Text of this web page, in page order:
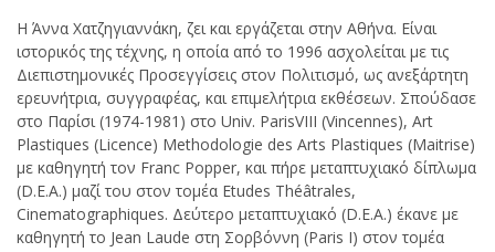
Η Άννα Χατζηγιαννάκη, ζει και εργάζεται στην Αθήνα. Είναι
ιστορικός της τέχνης, η οποία από το 1996 ασχολείται με τις
Διεπιστημονικές Προσεγγίσεις στον Πολιτισμό, ως ανεξάρτητη
ερευνήτρια, συγγραφέας, και επιμελήτρια εκθέσεων. Σπούδασε
στο Παρίσι (1974-1981) στο Univ. ParisVIII (Vincennes), Art
Plastiques (Licence) Methodologie des Arts Plastiques (Maitrise)
με καθηγητή τον Franc Popper, και πήρε μεταπτυχιακό δίπλωμα
(D.E.A.) μαζί του στον τομέα Etudes Théâtrales,
Cinematographiques. Δεύτερο μεταπτυχιακό (D.E.A.) έκανε με
καθηγητή το Jean Laude στη Σορβόννη (Paris I) στον τομέα